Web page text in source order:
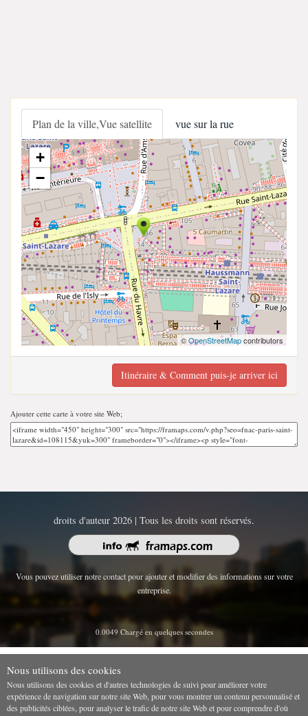
Plan de la ville,Vue satellite vue sur la rue
+
−
©OpenStreetMapcontributors
Itinéraire & Comment puis-je arriver ici
Ajouter cette carte à votre site Web;
droits d'auteur 2026 | Tous les droits sont réservés.
Vous pouvez utiliser notre contact pour ajouter et modifier des informations sur votre
entreprise.
0.0049 Chargé en quelques secondes
Nous utilisons des cookies
Nous utilisons des cookies et d'autres technologies de suivi pour améliorer votre
expérience de navigation sur notre site Web, pour vous montrer un contenu personnalisé et
des publicités ciblées, pour analyser le trafic de notre site Web et pour comprendre d'où